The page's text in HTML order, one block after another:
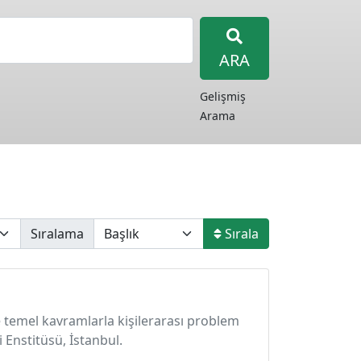
ARA
Gelişmiş
Arama
Sıralama Sırala
kavramlarla kişilerarası problem
Enstitüsü, İstanbul.